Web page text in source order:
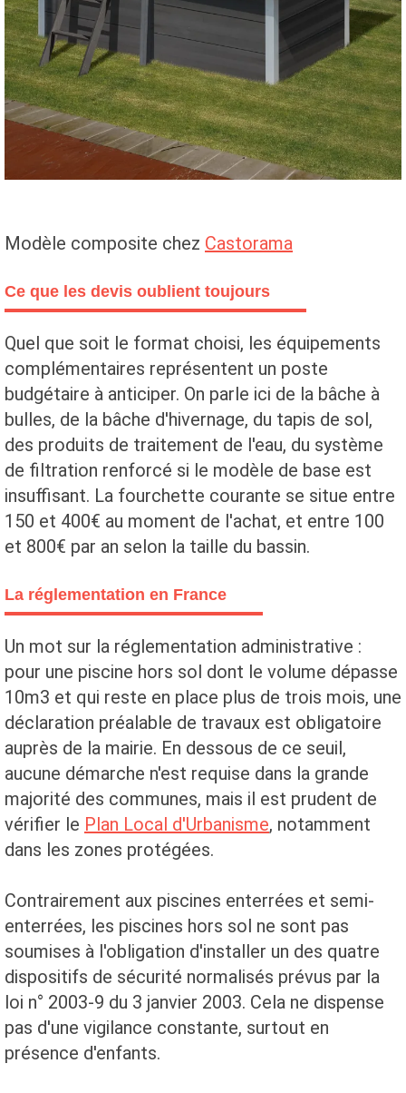
Modèle composite chez Castorama
Ce que les devis oublient toujours
Quel que soit le format choisi, les équipements
complémentaires représentent un poste
budgétaire à anticiper. On parle ici de la bâche à
bulles, de la bâche d'hivernage, du tapis de sol,
des produits de traitement de l'eau, du système
de filtration renforcé si le modèle de base est
insuffisant. La fourchette courante se situe entre
150 et 400€ au moment de l'achat, et entre 100
et 800€ par an selon la taille du bassin.
La réglementation en France
Un mot sur la réglementation administrative :
pour une piscine hors sol dont le volume dépasse
10m3 et qui reste en place plus de trois mois, une
déclaration préalable de travaux est obligatoire
auprès de la mairie. En dessous de ce seuil,
aucune démarche n'est requise dans la grande
majorité des communes, mais il est prudent de
vérifier le Plan Local d'Urbanisme, notamment
dans les zones protégées.
Contrairement aux piscines enterrées et semi-
enterrées, les piscines hors sol ne sont pas
soumises à l'obligation d'installer un des quatre
dispositifs de sécurité normalisés prévus par la
loi n° 2003-9 du 3 janvier 2003. Cela ne dispense
pas d'une vigilance constante, surtout en
présence d'enfants.